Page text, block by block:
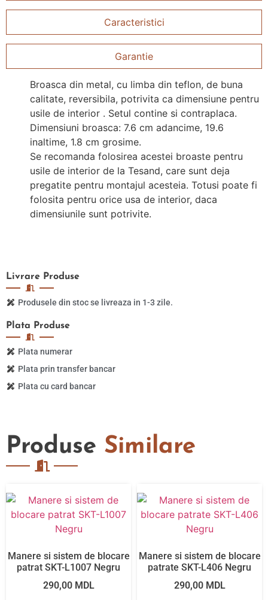
Caracteristici
Garantie
Broasca din metal, cu limba din teflon, de buna
calitate, reversibila, potrivita ca dimensiune pentru
usile de interior . Setul contine si contraplaca.
Dimensiuni broasca: 7.6 cm adancime, 19.6
inaltime, 1.8 cm grosime.
Se recomanda folosirea acestei broaste pentru
usile de interior de la Tesand, care sunt deja
pregatite pentru montajul acesteia. Totusi poate fi
folosita pentru orice usa de interior, daca
dimensiunile sunt potrivite.
Plata Produse
Plata numerar
Plata prin transfer bancar
Plata cu card bancar
Livrare Produse
Produsele din stoc se livreaza in 1-3 zile.
Produse Similare
Manere si sistem de blocare
patrat SKT-L1007 Negru
290,00 MDL
Manere si sistem de blocare
patrate SKT-L406 Negru
290,00 MDL